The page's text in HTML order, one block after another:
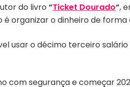
do livro “Ticket Dourado“,
organizar o dinheiro de
usar o décimo terceiro
com segurança e começar